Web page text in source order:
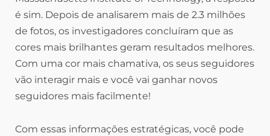
é sim. Depois de analisarem mais de 2.3 milhões
de fotos, os investigadores concluíram que as
cores mais brilhantes geram resultados melhores.
Com uma cor mais chamativa, os seus seguidores
vão interagir mais e você vai ganhar novos
seguidores mais facilmente!
Com essas informações estratégicas, você pode